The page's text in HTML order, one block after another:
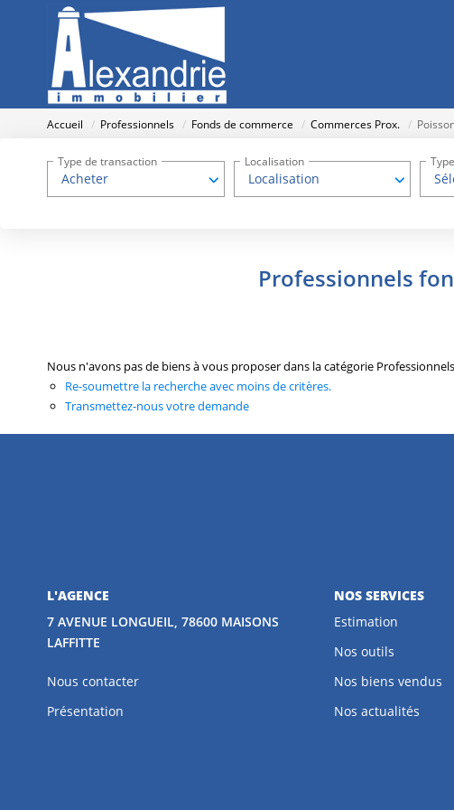
Accueil Professionnels Fonds de commerce Commerces Prox.
Acheter
Type de transaction
Localisation
Localisation
Professionnels
Nous n'avons pas de biens à vous proposer dans la catégorie
Re-soumettre la recherche avec moins de critères.
Transmettez-nous votre demande
L'AGENCE
7 AVENUE LONGUEIL, 78600 MAISONS
LAFFITTE
Nous contacter
Présentation
NOS SERVICES
Estimation
Nos outils
Nos biens vendus
Nos actualités